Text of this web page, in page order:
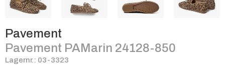
Pavement
Pavement PAMarin 24128-850
Lagernr.: 03-3323